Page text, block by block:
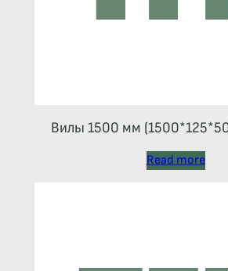
Вилы 1500 мм
Read more